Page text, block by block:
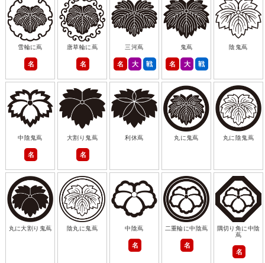
雪輪に蔦
名
唐草輪に蔦
名
三河蔦
名 大 戦
鬼蔦
名 大 戦
陰鬼蔦
中陰鬼蔦
名
大割り鬼蔦
名
利休蔦 丸に鬼蔦 丸に陰鬼蔦
丸に大割り鬼蔦 陰丸に鬼蔦 中陰蔦
名
二重輪に中陰蔦
名
隅切り角に中陰
蔦
名